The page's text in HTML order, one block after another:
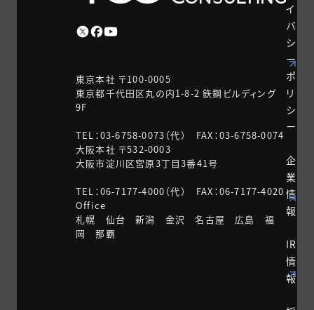
東京本社 〒100-0005
東京都千代田区丸の内1-8-2 鉃鋼ビルディング
9F
TEL：03-6758-0073（代） FAX：03-6758-0074
大阪本社 〒532-0003
大阪市淀川区宮原3丁目3番41号
TEL：06-7177-4000（代） FAX：06-7177-4020
Office
札幌 仙台 新潟 金沢 名古屋 広島 福
岡 那覇
イ
バ
シ
ー
ポ
リ
シ
ー
企
業
情
報
IR
情
報